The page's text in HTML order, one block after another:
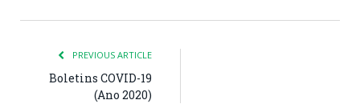
PREVIOUS ARTICLE
Boletins COVID-19
(Ano 2020)